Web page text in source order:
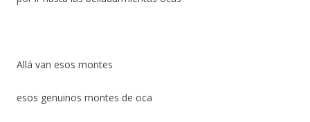
Allá van esos montes
esos genuinos montes de oca